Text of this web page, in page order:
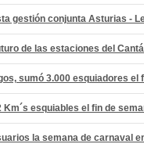
gestión conjunta Asturias -
de las estaciones del
sumó 3.000 esquiadores el
Km´s esquiables el fin de
la semana de carnaval